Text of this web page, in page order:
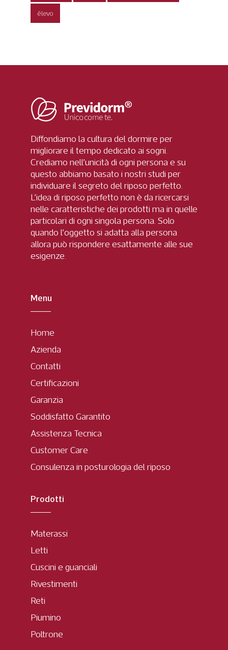
ēlevo
Diffondiamo la cultura del dormire per
migliorare il tempo dedicato ai sogni.
Crediamo nell’unicità di ogni persona e su
questo abbiamo basato i nostri studi per
individuare il segreto del riposo perfetto.
L’idea di riposo perfetto non è da ricercarsi
nelle caratteristiche dei prodotti ma in quelle
particolari di ogni singola persona. Solo
quando l’oggetto si adatta alla persona
allora può rispondere esattamente alle sue
esigenze.
Menu
Home
Azienda
Contatti
Certificazioni
Garanzia
Soddisfatto Garantito
Assistenza Tecnica
Customer Care
Consulenza in posturologia del riposo
Prodotti
Materassi
Letti
Cuscini e guanciali
Rivestimenti
Reti
Piumino
Poltrone